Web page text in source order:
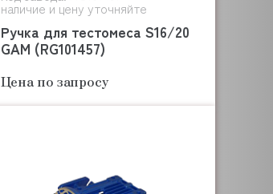
наличие и цену уточняйте
Ручка для тестомеса S16/20
GAM (RG101457)
Цена по запросу